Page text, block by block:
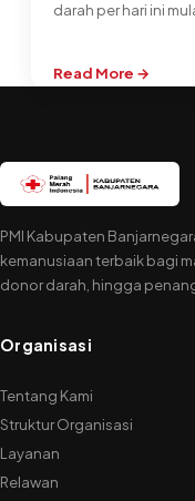
darah per hari ini
Read More →
:
Stok
Darah
PMI Kabupaten
kemanusiaan terbaik bagi
donor darah, hingga
Organisasi
Tentang Kami
Struktur Organisasi
Layanan
Relawan